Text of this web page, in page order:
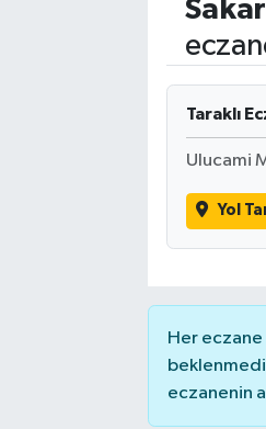
Taraklı
Ulucami
Yol
Her eczane
eczanenin